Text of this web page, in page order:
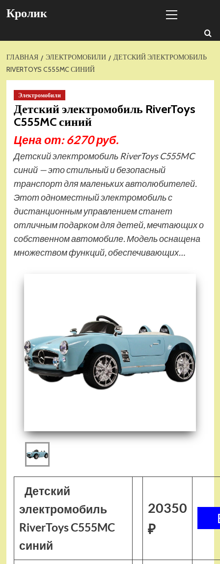
Кролик
меню
ГЛАВНАЯ ЭЛЕКТРОМОБИЛИ
ДЕТСКИЙ ЭЛЕКТРОМОБИЛЬ
RIVERTOYS C555MC СИНИЙ
Электромобили
Детский электромобиль RiverToys
C555MC синий
Цена от: 6270 руб.
Детский электромобиль RiverToys C555MC
синий — это стильный и безопасный
транспорт для маленьких автолюбителей.
Этот одноместный электромобиль с
дистанционным управлением станет
отличным подарком для детей, мечтающих о
собственном автомобиле. Модель оснащена
множеством функций, обеспечивающих…
Детский
электромобиль
RiverToys C555MC
синий
20350
₽